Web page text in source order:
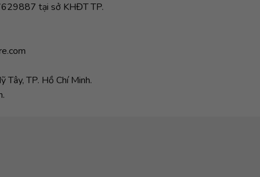
tại sở KHĐT TP.
TP. Hồ Chí Minh.